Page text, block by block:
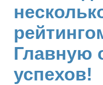
Главную
успехов!